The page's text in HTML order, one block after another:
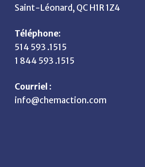
Saint-Léonard, QC H1R 1Z4
Téléphone:
514 593 .1515
1 844 593 .1515
Courriel :
info@chemaction.com